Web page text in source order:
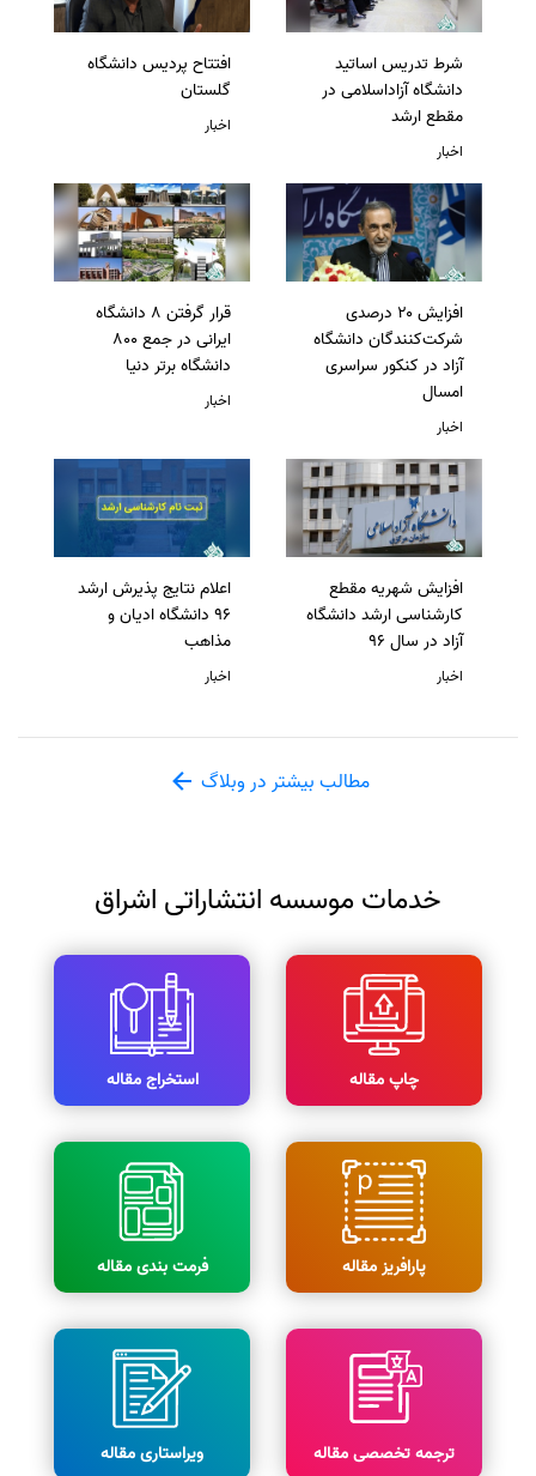
شرط تدریس اساتید
دانشگاه آزاداسلامی در
مقطع ارشد
اخبار
افتتاح پردیس دانشگاه
گلستان
اخبار
افزایش ۲۰ درصدی
شرکت‌کنندگان دانشگاه
آزاد در کنکور سراسری
امسال
اخبار
قرار گرفتن 8 دانشگاه
ایرانی در جمع 800
دانشگاه برتر دنیا
اخبار
افزایش شهریه مقطع
کارشناسی ارشد دانشگاه
آزاد در سال 96
اخبار
اعلام نتایج پذیرش ارشد
96 دانشگاه ادیان و
مذاهب
اخبار
مطالب بیشتر در وبلاگ
خدمات موسسه انتشاراتی اشراق
چاپ مقاله استخراج مقاله
پارافریز مقاله فرمت بندی مقاله
ترجمه تخصصی مقاله ویراستاری مقاله